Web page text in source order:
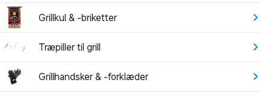
Grillkul & -briketter
Træpiller til grill
Grillhandsker & -forklæder